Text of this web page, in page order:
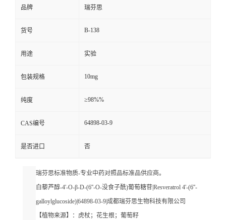
式
品牌 瑞芬思
货号 B-138
用途 实验
包装规格 10mg
纯度 ≥98%%
CAS编号 64898-03-9
是否进口 否
瑞芬思标准物质-专业中药对照品标准品供应商。
白藜芦醇-4'-O-β-D-(6''-O-没食子酰)葡萄糖苷|Resveratrol 4'-(6''-
galloylglucoside)|64898-03-9|成都瑞芬思生物科技有限公司
【植物来源】：虎杖；花生根；葡萄籽